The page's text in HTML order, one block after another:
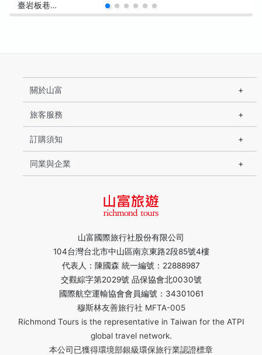
臺岩板巷…
山富國際旅行社股份有限公司
104台灣台北市中山區南京東路2段85號4樓
代表人：陳國森 統一編號：22888987
交觀綜字第2029號 品保協會北0030號
國際航空運輸協會會員編號：34301061
穆斯林友善旅行社 MFTA-005
Richmond Tours is the representative in Taiwan for the ATPI
global travel network.
本公司已獲得環境部銀級環保旅行業認證標章
關於山富
旅客服務
訂購須知
同業與企業